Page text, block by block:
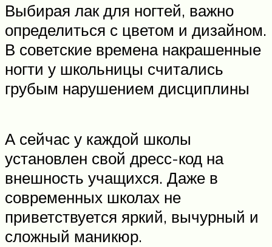
Выбирая лак для ногтей, важно
определиться с цветом и дизайном.
В советские времена накрашенные
ногти у школьницы считались
грубым нарушением дисциплины
А сейчас у каждой школы
установлен свой дресс-код на
внешность учащихся. Даже в
современных школах не
приветствуется яркий, вычурный и
сложный маникюр.